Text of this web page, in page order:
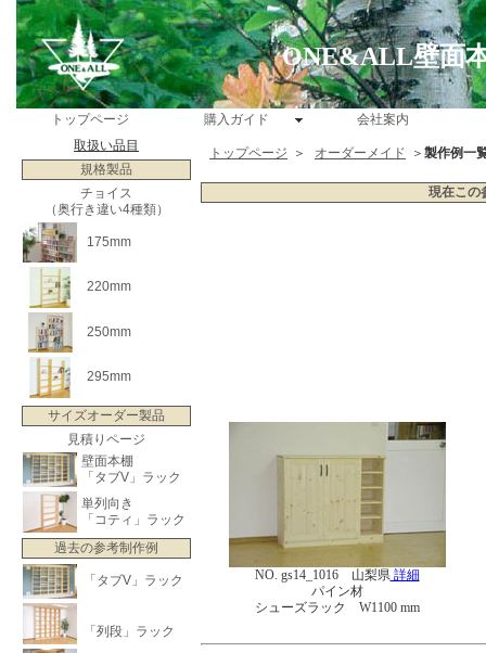
ONE&ALL壁面
トップページ 購入ガイド
会社案内
取扱い品目
規格製品
チョイス
（奥行き違い4種類）
175mm
220mm
250mm
295mm
サイズオーダー製品
見積りページ
壁面本棚
「タブV」ラック
単列向き
「コティ」ラック
過去の参考制作例
「タブV」ラック
「列段」ラック
トップページ ＞ オーダーメイド ＞ 製作例一
現在この
NO. gs14_1016 山梨県詳細
パイン材
シューズラック W1100 mm